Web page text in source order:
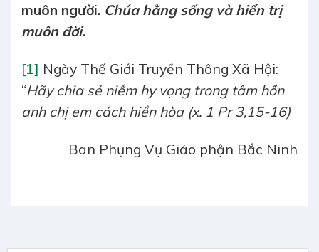
muôn người. Chúa hằng sống và hiển trị
muôn đời.
[1] Ngày Thế Giới Truyền Thông Xã Hội:
“Hãy chia sẻ niềm hy vọng trong tâm hồn
anh chị em cách hiền hòa (x. 1 Pr 3,15-16)
Ban Phụng Vụ Giáo phận Bắc Ninh